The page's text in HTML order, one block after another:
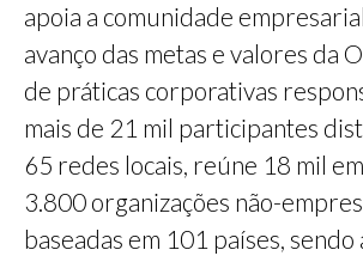
apoia a comunidade
avanço das metas e valores da
de práticas corporativas
mais de 21 mil participantes
65 redes locais, reúne 18 mil
3.800 organizações não-
baseadas em 101 países, sendo